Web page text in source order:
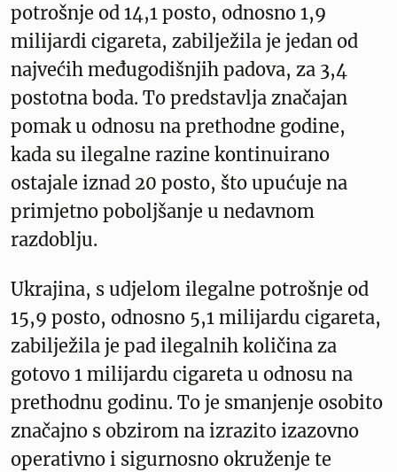
potrošnje od 14,1 posto, odnosno 1,9
milijardi cigareta, zabilježila je jedan od
najvećih međugodišnjih padova, za 3,4
postotna boda. To predstavlja značajan
pomak u odnosu na prethodne godine,
kada su ilegalne razine kontinuirano
ostajale iznad 20 posto, što upućuje na
primjetno poboljšanje u nedavnom
razdoblju.
Ukrajina, s udjelom ilegalne potrošnje od
15,9 posto, odnosno 5,1 milijardu cigareta,
zabilježila je pad ilegalnih količina za
gotovo 1 milijardu cigareta u odnosu na
prethodnu godinu. To je smanjenje osobito
značajno s obzirom na izrazito izazovno
operativno i sigurnosno okruženje te